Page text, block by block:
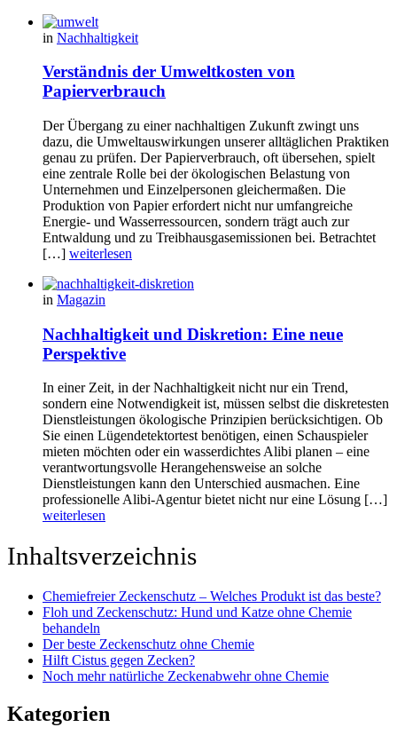
in Nachhaltigkeit
Verständnis der Umweltkosten von
Papierverbrauch
Der Übergang zu einer nachhaltigen Zukunft zwingt uns
dazu, die Umweltauswirkungen unserer alltäglichen Praktiken
genau zu prüfen. Der Papierverbrauch, oft übersehen, spielt
eine zentrale Rolle bei der ökologischen Belastung von
Unternehmen und Einzelpersonen gleichermaßen. Die
Produktion von Papier erfordert nicht nur umfangreiche
Energie- und Wasserressourcen, sondern trägt auch zur
Entwaldung und zu Treibhausgasemissionen bei. Betrachtet
[…] weiterlesen
in Magazin
Nachhaltigkeit und Diskretion: Eine neue
Perspektive
In einer Zeit, in der Nachhaltigkeit nicht nur ein Trend,
sondern eine Notwendigkeit ist, müssen selbst die diskretesten
Dienstleistungen ökologische Prinzipien berücksichtigen. Ob
Sie einen Lügendetektortest benötigen, einen Schauspieler
mieten möchten oder ein wasserdichtes Alibi planen – eine
verantwortungsvolle Herangehensweise an solche
Dienstleistungen kann den Unterschied ausmachen. Eine
professionelle Alibi-Agentur bietet nicht nur eine Lösung […]
weiterlesen
Inhaltsverzeichnis
Chemiefreier Zeckenschutz – Welches Produkt ist das beste?
Floh und Zeckenschutz: Hund und Katze ohne Chemie
behandeln
Der beste Zeckenschutz ohne Chemie
Hilft Cistus gegen Zecken?
Noch mehr natürliche Zeckenabwehr ohne Chemie
Kategorien